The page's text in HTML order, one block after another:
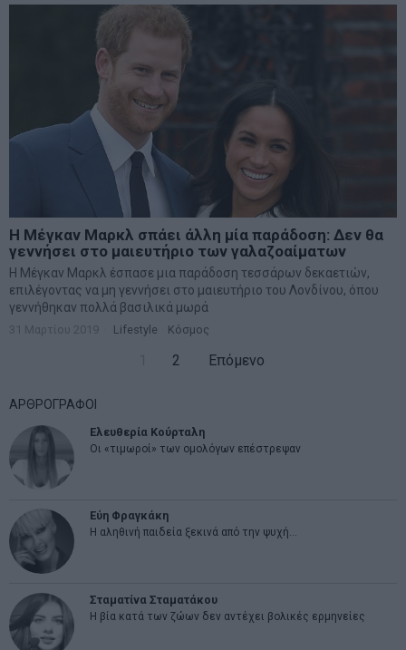
Η Μέγκαν Μαρκλ σπάει άλλη μία παράδοση: Δεν θα
γεννήσει στο μαιευτήριο των γαλαζοαίματων
Η Μέγκαν Μαρκλ έσπασε μια παράδοση τεσσάρων δεκαετιών,
επιλέγοντας να μη γεννήσει στο μαιευτήριο του Λονδίνου, όπου
γεννήθηκαν πολλά βασιλικά μωρά
31 Μαρτίου 2019 Lifestyle Κόσμος
2 Επόμενο
ΑΡΘΡΟΓΡΑΦΟΙ
Ελευθερία Κούρταλη
Οι «τιμωροί» των ομολόγων επέστρεψαν
Εύη Φραγκάκη
Η αληθινή παιδεία ξεκινά από την ψυχή…
Σταματίνα Σταματάκου
Η βία κατά των ζώων δεν αντέχει βολικές ερμηνείες